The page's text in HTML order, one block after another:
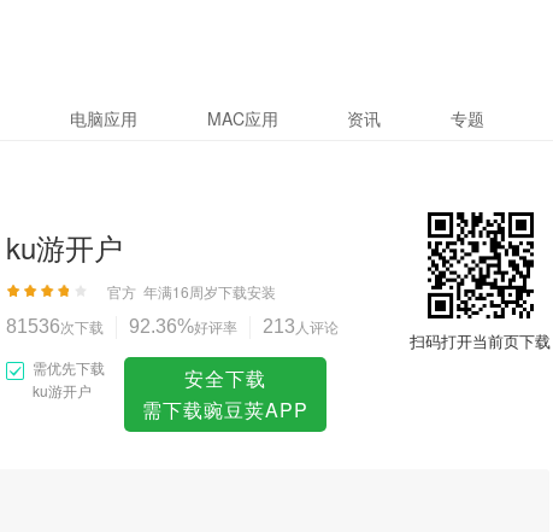
电脑应用 MAC应用 资讯 专题
ku游开户
官方 年满16周岁下载安装
81536次下载 92.36%好评率 213 人评论
需优先下载
ku游开户
安全下载
需下载豌豆荚APP
扫码打开当前页下载